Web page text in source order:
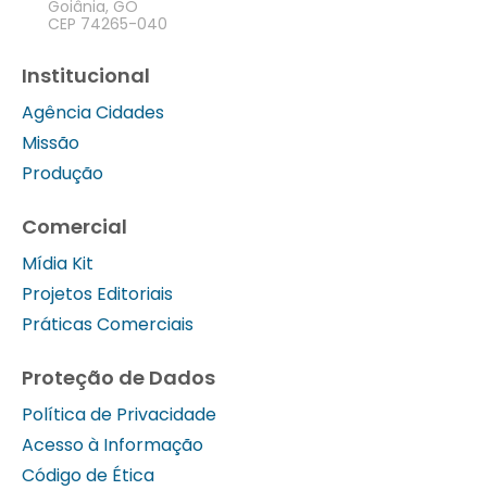
Goiânia, GO
CEP 74265-040
Institucional
Agência Cidades
Missão
Produção
Comercial
Mídia Kit
Projetos Editoriais
Práticas Comerciais
Proteção de Dados
Política de Privacidade
Acesso à Informação
Código de Ética